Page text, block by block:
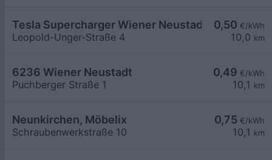
0,50 €/kWh
10,0 km
Tesla Supercharger Wiener Neustadt, Austria
Leopold-Unger-Straße 4
0,49 €/kWh
10,1 km
6236 Wiener Neustadt
Puchberger Straße 1
0,75 €/kWh
10,1 km
Neunkirchen, Möbelix
Schraubenwerkstraße 10